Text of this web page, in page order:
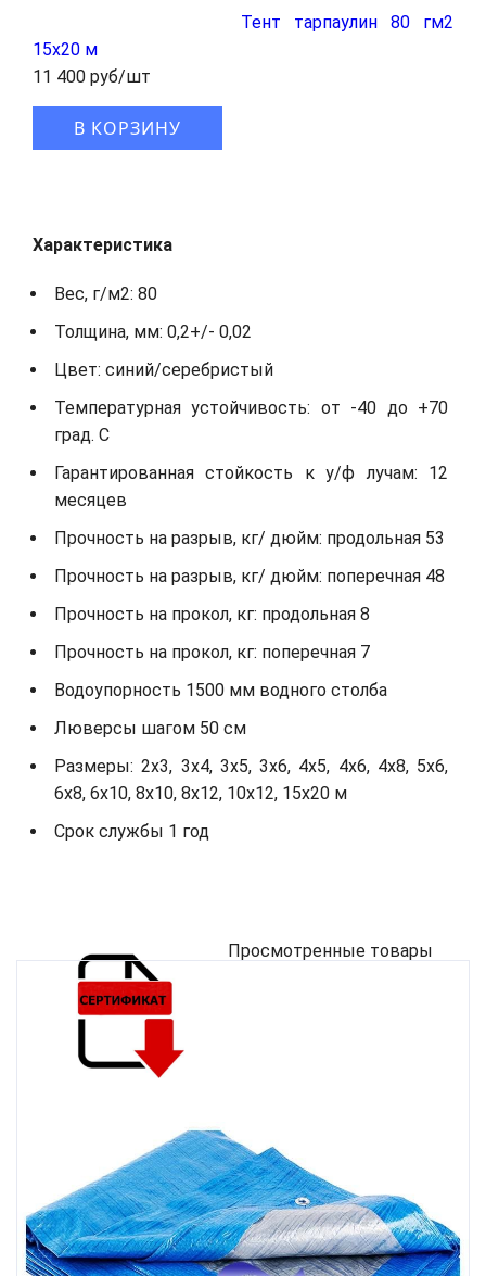
Тент тарпаулин 80 гм2
15x20 м
11 400 руб/шт
В КОРЗИНУ
Характеристика
Вес, г/м2: 80
Толщина, мм: 0,2+/- 0,02
Цвет: синий/серебристый
Температурная устойчивость: от -40 до +70
град. С
Гарантированная стойкость к у/ф лучам: 12
месяцев
Прочность на разрыв, кг/ дюйм: продольная 53
Прочность на разрыв, кг/ дюйм: поперечная 48
Прочность на прокол, кг: продольная 8
Прочность на прокол, кг: поперечная 7
Водоупорность 1500 мм водного столба
Люверсы шагом 50 см
Размеры: 2х3, 3х4, 3х5, 3х6, 4х5, 4х6, 4х8, 5х6,
6х8, 6х10, 8х10, 8х12, 10х12, 15х20 м
Срок службы 1 год
Просмотренные товары